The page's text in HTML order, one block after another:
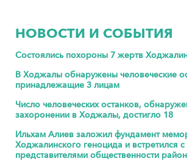
НОВОСТИ И СОБЫТИЯ
Состоялись похороны 7 жертв
В Ходжалы обнаружены человеческие
принадлежащие 3 лицам
Число человеческих останков,
захоронении в Ходжалы, достигло 18
Ильхам Алиев заложил фундамент
Ходжалинского геноцида и встретился с
представителями общественности